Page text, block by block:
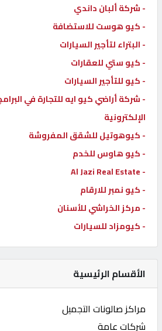
إعلانات
المنتدى
كيو
مزاد
كيو
نمبر
كيو
كارز
كيو
- شركة ألبان داندي
- كيو هوست للاستضافة
- البتراء لتأجير السيارات
- كيو ستي للعقارات
- كيو للتأجير السيارات
- شركة أراضي كيو ايه للتجارة في
الإلكترونية
- كيوهوتيل للشقق المفروشة
- كيو هاوس للخدم
- Al Jazi Real Estate
- كيو نمبر للارقام
- مركز الخراشي للأسنان
- كيومزاد للسيارات
الأقسام الرئيسية
مراكز صالونات التجميل
شركات عامة